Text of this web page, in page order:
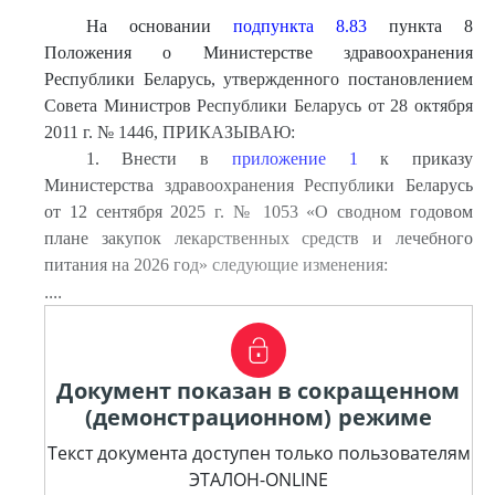
На основании подпункта 8.83пункта 8
Положения о Министерстве здравоохранения
Республики Беларусь, утвержденного постановлением
Совета Министров Республики Беларусь от 28 октября
2011 г. № 1446, ПРИКАЗЫВАЮ:
1. Внести в приложение 1
к приказу
Министерства здравоохранения Республики Беларусь
от 12 сентября 2025 г. № 1053 «О сводном годовом
плане закупок лекарственных средств и лечебного
питания на 2026 год» следующие изменения:
....
Документ показан в сокращенном
(демонстрационном) режиме
Текст документа доступен только пользователям
ЭТАЛОН-ONLINE